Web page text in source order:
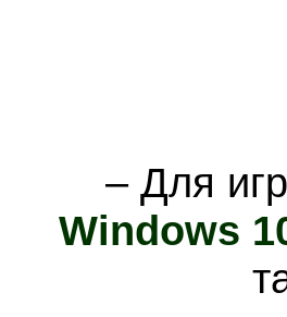
– Для
Windows